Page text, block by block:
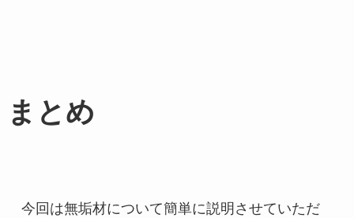
まとめ
今回は無垢材について簡単に説明させていただ